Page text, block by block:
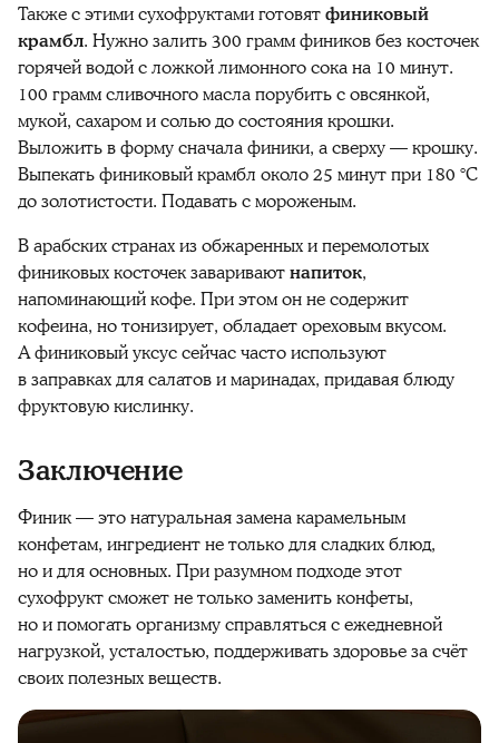
Также с этими сухофруктами готовятфиниковый
крамбл. Нужно залить 300 граммфиниковбез косточек
горячей водой с ложкой лимонного сока на 10 минут.
100 грамм сливочного масла порубить с овсянкой,
мукой, сахаром и солью до состояния крошки.
Выложить в форму сначала финики, а сверху — крошку.
Выпекатьфиниковыйкрамбл около 25 минут при 180 °C
до золотистости. Подавать с мороженым.
В арабских странах из обжаренных и перемолотых
финиковыхкосточек завариваютнапиток,
напоминающий кофе. При этом он не содержит
кофеина, но тонизирует, обладает ореховым вкусом.
Афиниковыйуксус сейчас часто используют
в заправках для салатов и маринадах, придавая блюду
фруктовую кислинку.
Заключение
Финик— это натуральная замена карамельным
конфетам, ингредиент не только для сладких блюд,
но и для основных. При разумном подходе этот
сухофрукт сможет не только заменить конфеты,
но и помогать организму справляться с ежедневной
нагрузкой, усталостью, поддерживатьздоровьеза счёт
своихполезныхвеществ.